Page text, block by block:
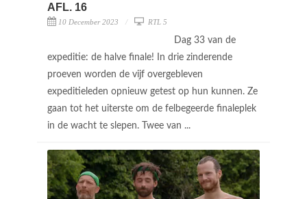
AFL. 16
10 December 2023 RTL 5
Dag 33 van de
expeditie: de halve finale! In drie zinderende
proeven worden de vijf overgebleven
expeditieleden opnieuw getest op hun kunnen. Ze
gaan tot het uiterste om de felbegeerde finaleplek
in de wacht te slepen. Twee van ...